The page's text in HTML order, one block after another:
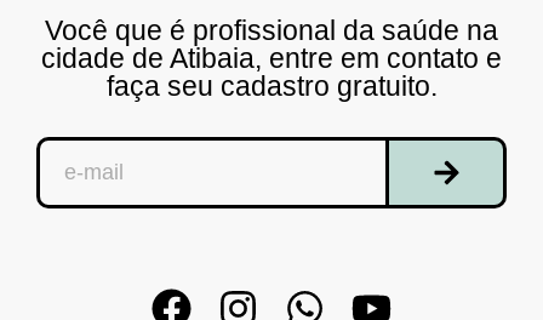
Você que é profissional da saúde na
cidade de Atibaia, entre em contato e
faça seu cadastro gratuito.